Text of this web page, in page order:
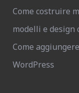
Come costruire
modelli e design
Come
WordPress